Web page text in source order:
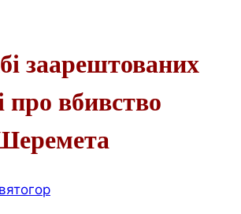
заарештованих
про вбивство